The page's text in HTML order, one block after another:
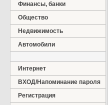
Финансы, банки
Общество
Недвижимость
Автомобили
Интернет
ВХОД/Напоминание пароля
Регистрация